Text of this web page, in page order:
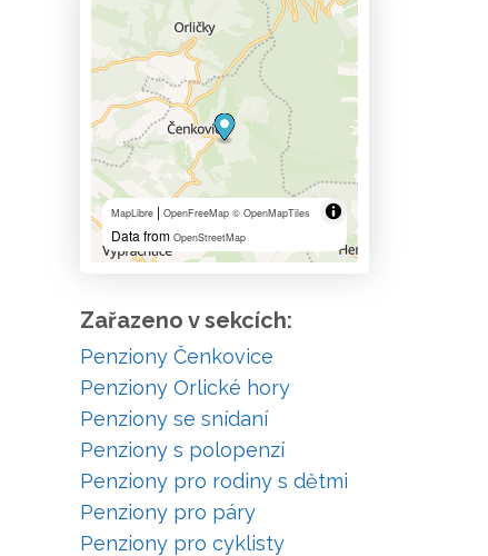
MapLibre | OpenFreeMap © OpenMapTiles
Data from OpenStreetMap
Zařazeno v sekcích:
Penziony Čenkovice
Penziony Orlické hory
Penziony se snídaní
Penziony s polopenzí
Penziony pro rodiny s dětmi
Penziony pro páry
Penziony pro cyklisty